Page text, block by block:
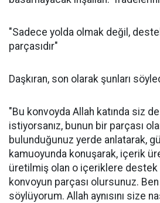
"Sadece yolda olmak değil,
parçasıdır"
Daşkıran, son olarak şunları
"Bu konvoyda Allah katında siz
istiyorsanız, bunun bir parçası
bulunduğunuz yerde anlatarak,
kamuoyunda konuşarak, içerik
üretilmiş olan o içeriklere destek
konvoyun parçası olursunuz.
söylüyorum. Allah aynısını size